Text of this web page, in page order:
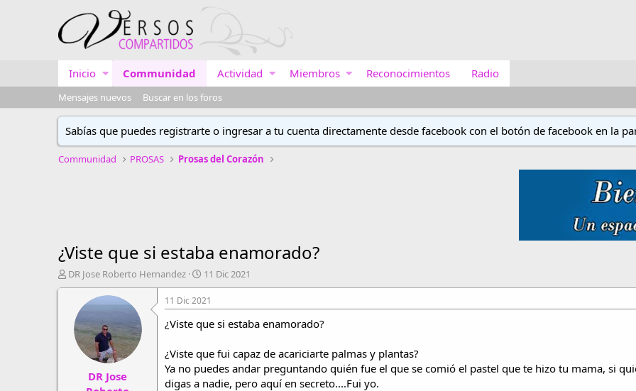
Inicio Communidad Actividad Miembros Reconocimientos Radio
Mensajes nuevos Buscar en los foros
Sabías que puedes registrarte o ingresar a tu cuenta directamente desde facebook con el botón de facebook en la
Communidad PROSAS Prosas del Corazón
¿Viste que si estaba enamorado?
A
u
DR Jose Roberto Hernandez
F
e
c
h
a
e
n
i
11 Dic 2021
DR Jose
11 Dic 2021
¿Viste que si estaba enamorado?
¿Viste que fui capaz de acariciarte palmas y plantas?
Ya no puedes andar preguntando quién fue el que se comió el pastel que te hizo tu mama, si
digas a nadie, pero aquí en secreto....Fui yo.